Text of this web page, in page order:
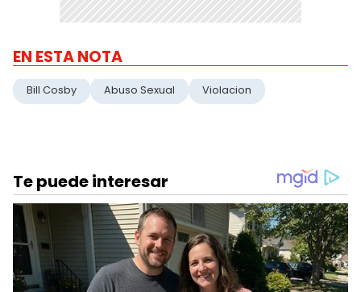
EN ESTA NOTA
Bill Cosby Abuso Sexual Violacion